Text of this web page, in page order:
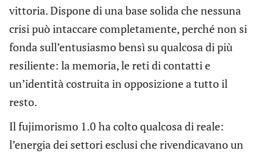
vittoria. Dispone di una base solida che nessuna
crisi può intaccare completamente, perché non si
fonda sull’entusiasmo bensì su qualcosa di più
resiliente: la memoria, le reti di contatti e
un’identità costruita in opposizione a tutto il
resto.
Il fujimorismo 1.0 ha colto qualcosa di reale:
l’energia dei settori esclusi che rivendicavano un